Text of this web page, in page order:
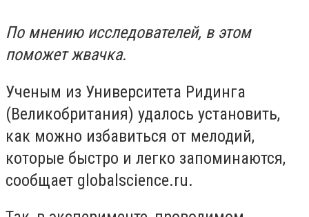
По мнению исследователей, в этом
поможет жвачка.
Ученым из Университета Ридинга
(Великобритания) удалось установить,
как можно избавиться от мелодий,
которые быстро и легко запоминаются,
сообщает globalscience.ru.